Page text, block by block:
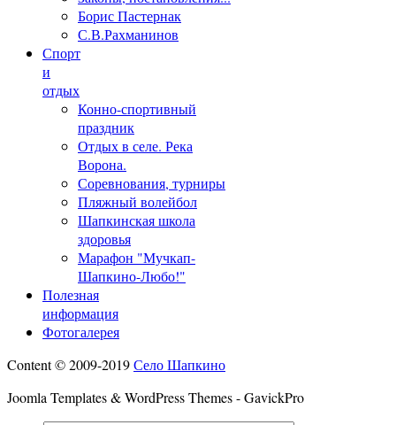
Борис Пастернак
С.В.Рахманинов
Спорт
и
отдых
Конно-спортивный
праздник
Отдых в селе. Река
Ворона.
Соревнования, турниры
Пляжный волейбол
Шапкинская школа
здоровья
Марафон "Мучкап-
Шапкино-Любо!"
Полезная
информация
Фотогалерея
Content © 2009-2019Село Шапкино
Joomla Templates & WordPress Themes - GavickPro